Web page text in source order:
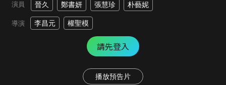
演員 晉久 鄭書妍 張慧珍 朴藝妮
導演 李昌元 權聖模
請先登入
播放預告片